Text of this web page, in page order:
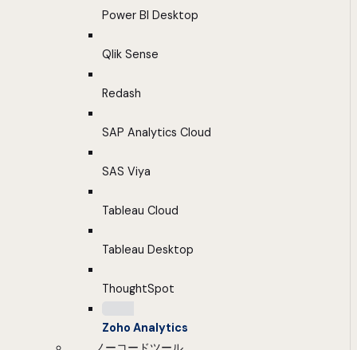
Power BI Desktop
Qlik Sense
Redash
SAP Analytics Cloud
SAS Viya
Tableau Cloud
Tableau Desktop
ThoughtSpot
Zoho Analytics